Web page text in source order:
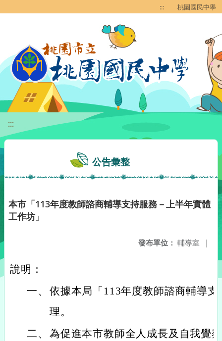
::: 桃園國民中學
:::
公告彙整
本市「113年度教師諮商輔導支持服務－上半年實體
工作坊」
發布單位： 輔導室 |
說明：
一、 依據本局「113年度教師諮商輔導
理。
二、 為促進本市教師全人成長及自我覺